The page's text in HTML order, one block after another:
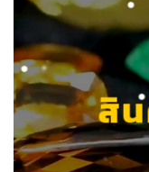
สิ